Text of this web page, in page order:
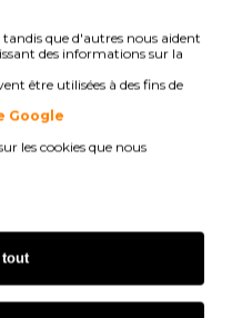
tandis que d'autres nous aident
des informations sur la
être utilisées à des fins de
Google
les cookies que nous
tout